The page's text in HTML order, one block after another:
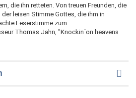
die ihn retteten. Von treuen Freunden, die
leisen Stimme Gottes, die ihm in
zum
Thomas Jahn, "Knockin´on heavens